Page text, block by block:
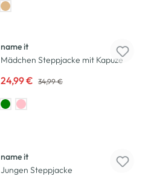
name it
Mädchen Steppjacke mit Kapuze
24,99 € 34,99 €
name it
Jungen Steppjacke